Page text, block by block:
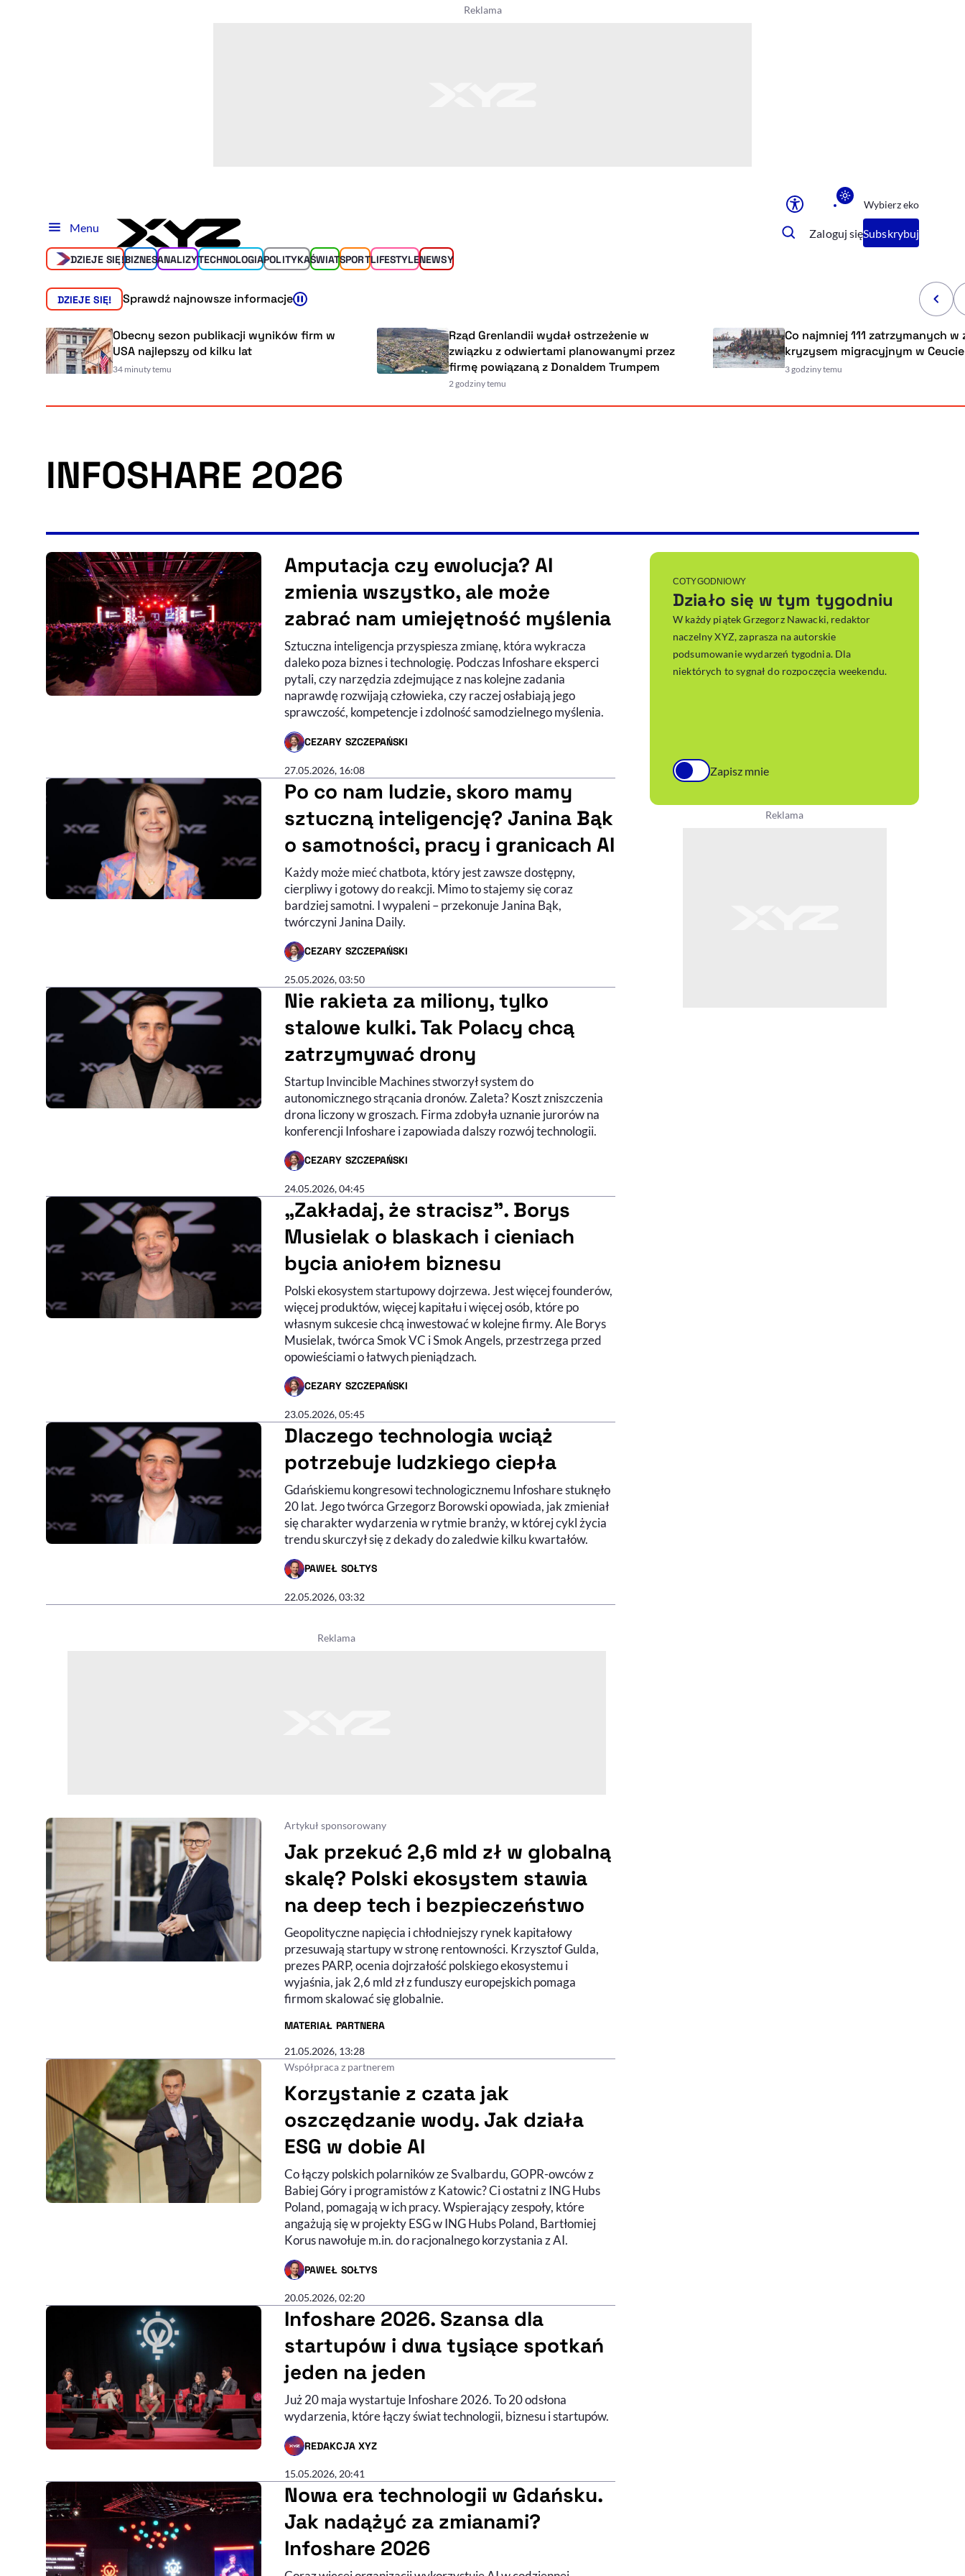
Sprawdź, jak i dlaczego zwiększamy dostępność, otwiera się w nowym
Deklaracja dostępności
, otwiera się w
Wybierz eko
Menu Zaloguj sięSubskrybuj
DZIEJE SIĘ!BIZNESANALIZYTECHNOLOGIAPOLITYKAŚWIATSPORTLIFESTYLENEWSY
DZIEJE SIĘ! Sprawdź najnowsze informacje
Obecny sezon publikacji wyników firm w
USA najlepszy od kilku lat
34 minuty temu
Rząd Grenlandii wydał ostrzeżenie w
związku z odwiertami planowanymi przez
firmę powiązaną z Donaldem Trumpem
2 godziny temu
Co najmniej 111 zatrzymanych w związku
kryzysem migracyjnym w Ceucie
3 godziny temu
INFOSHARE 2026
Amputacja czy ewolucja? AI
zmienia wszystko, ale może
zabrać nam umiejętność myślenia
Sztuczna inteligencja przyspiesza zmianę, która wykracza
daleko poza biznes i technologię. Podczas Infoshare eksperci
pytali, czy narzędzia zdejmujące z nas kolejne zadania
naprawdę rozwijają człowieka, czy raczej osłabiają jego
sprawczość, kompetencje i zdolność samodzielnego myślenia.
CEZARY SZCZEPAŃSKI
- AUTOR ARTYKUŁU - PROFIL
27.05.2026, 16:08
Po co nam ludzie, skoro mamy
sztuczną inteligencję? Janina Bąk
o samotności, pracy i granicach AI
Każdy może mieć chatbota, który jest zawsze dostępny,
cierpliwy i gotowy do reakcji. Mimo to stajemy się coraz
bardziej samotni. I wypaleni – przekonuje Janina Bąk,
twórczyni Janina Daily.
CEZARY SZCZEPAŃSKI
- AUTOR ARTYKUŁU - PROFIL
25.05.2026, 03:50
Nie rakieta za miliony, tylko
stalowe kulki. Tak Polacy chcą
zatrzymywać drony
Startup Invincible Machines stworzył system do
autonomicznego strącania dronów. Zaleta? Koszt zniszczenia
drona liczony w groszach. Firma zdobyła uznanie jurorów na
konferencji Infoshare i zapowiada dalszy rozwój technologii.
CEZARY SZCZEPAŃSKI
- AUTOR ARTYKUŁU - PROFIL
24.05.2026, 04:45
„Zakładaj, że stracisz”. Borys
Musielak o blaskach i cieniach
bycia aniołem biznesu
Polski ekosystem startupowy dojrzewa. Jest więcej founderów,
więcej produktów, więcej kapitału i więcej osób, które po
własnym sukcesie chcą inwestować w kolejne firmy. Ale Borys
Musielak, twórca Smok VC i Smok Angels, przestrzega przed
opowieściami o łatwych pieniądzach.
CEZARY SZCZEPAŃSKI
- AUTOR ARTYKUŁU - PROFIL
23.05.2026, 05:45
Dlaczego technologia wciąż
potrzebuje ludzkiego ciepła
Gdańskiemu kongresowi technologicznemu Infoshare stuknęło
20 lat. Jego twórca Grzegorz Borowski opowiada, jak zmieniał
się charakter wydarzenia w rytmie branży, w której cykl życia
trendu skurczył się z dekady do zaledwie kilku kwartałów.
PAWEŁ SOŁTYS
- AUTOR ARTYKUŁU - PROFIL
22.05.2026, 03:32
Artykuł sponsorowany
Jak przekuć 2,6 mld zł w globalną
skalę? Polski ekosystem stawia
na deep tech i bezpieczeństwo
Geopolityczne napięcia i chłodniejszy rynek kapitałowy
przesuwają startupy w stronę rentowności. Krzysztof Gulda,
prezes PARP, ocenia dojrzałość polskiego ekosystemu i
wyjaśnia, jak 2,6 mld zł z funduszy europejskich pomaga
firmom skalować się globalnie.
MATERIAŁ PARTNERA
- AUTOR ARTYKUŁU - PROFIL
21.05.2026, 13:28
Współpraca z partnerem
Korzystanie z czata jak
oszczędzanie wody. Jak działa
ESG w dobie AI
Co łączy polskich polarników ze Svalbardu, GOPR-owców z
Babiej Góry i programistów z Katowic? Ci ostatni z ING Hubs
Poland, pomagają w ich pracy. Wspierający zespoły, które
angażują się w projekty ESG w ING Hubs Poland, Bartłomiej
Korus nawołuje m.in. do racjonalnego korzystania z AI.
PAWEŁ SOŁTYS
- AUTOR ARTYKUŁU - PROFIL
20.05.2026, 02:20
Infoshare 2026. Szansa dla
startupów i dwa tysiące spotkań
jeden na jeden
Już 20 maja wystartuje Infoshare 2026. To 20 odsłona
wydarzenia, które łączy świat technologii, biznesu i startupów.
REDAKCJA XYZ
- AUTOR ARTYKUŁU - PROFIL
15.05.2026, 20:41
Nowa era technologii w Gdańsku.
Jak nadążyć za zmianami?
Infoshare 2026